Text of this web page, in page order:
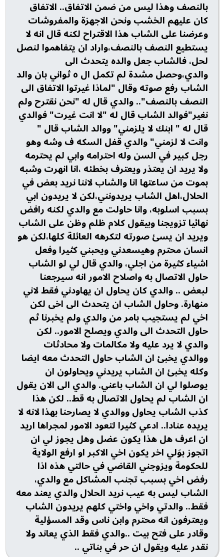
بالنصف وهذا ليس من ضمن الاتفاق.. الاتفاق
كان عليهم الخشب ونحن الاجهزة والمفروشات
وعرضنا على الشاب هذا الاقتراح لكنه قال انه لا
يستطيع النصف بالنصف،واراد ان يتفاهموا لنصل
لحل، فالشاب جعل والده يتحدث الى
والدي،وحصل مشدة لم تكمل ال ٥ ثواني بان والد
الشاب رفع صوته وقال "لماذا غيرتوا الاتفاق الى
النصف بالنصف".. والدي قال له "نحن نقترح ولم
نغير"فوالد الشاب قال له "لا انت غيرت" فوالدي
قال له " ابنك لا يلزمني" ووالد الشاب قال "
وانت لا لزمني" والدي قفل السكه ف وشه وهو
رجل كبير في السن وله احترامه وابي لم يحترمه
ولا يريد ان يعتذر ويعترف بخطئه ،انا انهرت وشبه
بموت من ساعتها انا والشاب لاننا نريد بعض في
الحلال،اهل الشاب يريدونني،لكن لا يريدون ابي
بسبب اسلوبه، وانا حاولت مع والدي لكنه رافض
نهائيا تزويجنا وبيقول كلام ظلم وظن على الشاب
ويريد ان يسئ صورته لتكرهه العائلة كلها،لكن هو
انسان محترم وهيسعدني ويحبني كثيرا وفعل
اشياء كثيرة من اجلي، والدي قال لي لو الشاب
حاول الاتصال به واصلاح الامور انه سيرجعنا
لبعض .. والدي كان يحاول ان يهاودني فقط لاني
منهارة. وحاول الشاب ان يتحدث الى اخى لكن
اخي لم يستجيب بامر من والدي ولم يخبرنا ثم
حاول التحدث الى والدي ويصلح الامور.. لكن
والدي لا يرد عليه ولا مكالمات ولا محادثات
ووالدي يخبئ ان الشاب حاول التحدث معه ايضا
وكله يخبئ ان الشاب يريدني ويحاولون ان
يوصلوا لي ان الشاب باعني. والدي الى الان يقول
ان الشاب لم يحاول الاتصال به قط.. لكن هذا
كذب الشاب يحاول ووالدي لا يصارحنا بهذا لانه لا
يريده عنادا.. ادعي كثيرا لتعود الامور لمجراها اريد
ان اعرف هل هذا يكون عضل وهل يجوز لي ان
اتجوز بوَلي اخر يكون اخي الاكبر او ارفع الولاية
للحكومة ويزوجني القاضي في حالتي هذه اذا
رفض اخي بسبب تجنب المشاكل مع والدي،
الشاب ليس به عيب نريد الحلال والدي يعند معه
فقط.. والدتي واخي واختي كلهم يريدون الشاب
ويعترفون انه محترم وابن ناس وقد المسؤلية
وقادر على فتح بيت ..والدي فقط الذي يعاند ولا
نقدر عليه ويقول ان حر في بناتي ..